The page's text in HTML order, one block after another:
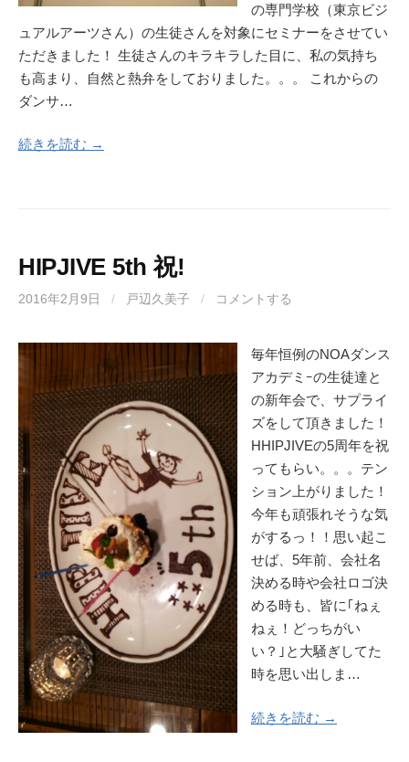
の専門学校（東京ビジ
ュアルアーツさん）の生徒さんを対象にセミナーをさせてい
ただきました！ 生徒さんのキラキラした目に、私の気持ち
も高まり、自然と熱弁をしておりました。。。 これからの
ダンサ…
続きを読む →
HIPJIVE 5th 祝!
2016年2月9日 / 戸辺久美子 / コメントする
毎年恒例のNOAダンス
アカデミｰの生徒達と
の新年会で、サプライ
ズをして頂きました！
HHIPJIVEの5周年を祝
ってもらい。。。テン
ション上がりました！
今年も頑張れそうな気
がするっ！！思い起こ
せば、5年前、会社名
決める時や会社ロゴ決
める時も、皆に｢ねぇ
ねぇ！どっちがい
い？｣と大騒ぎしてた
時を思い出しま…
続きを読む →